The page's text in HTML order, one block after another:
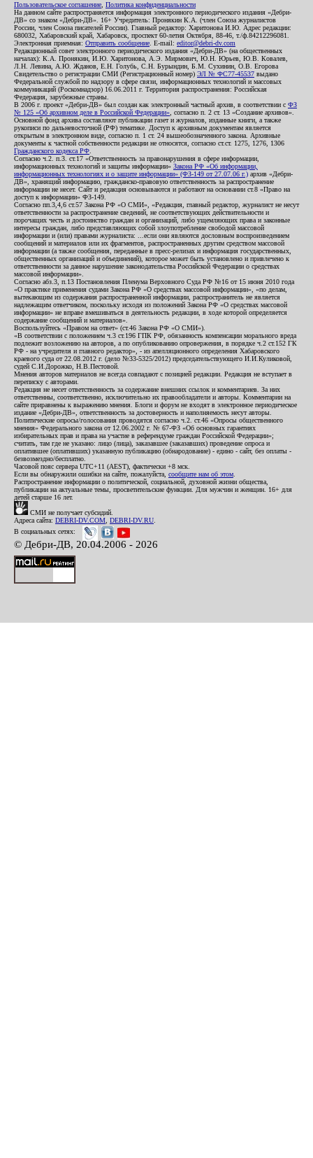
Пользовательское соглашение Политика конфиденциальности
На данном сайте распространяется информация электронного периодического издания «Дебри-
ДВ» со знаком «Дебри-ДВ». 16+ Учредитель: Пронякин К.А. (член Союза журналистов
России, член Союза писателей России). Главный редактор: Харитонова И.Ю. Адрес редакции:
680032, Хабаровский край, Хабаровск, проспект 60-летия Октября, 88-46, т./ф.84212296081.
Электронная приемная: Отправить сообщение . E-mail: editor@debri-dv.com
Редакционный совет электронного периодического издания «Дебри-ДВ» (на общественных
началах): К.А. Пронякин, И.Ю. Харитонова, А.Э. Мирмович, Ю.Н. Юрьев, Ю.В. Ковалев,
Л.Н. Левина, А.Ю. Жданов, Е.Н. Голубь, С.Н. Бурындин, Б.М. Сухинин, О.В. Егорова
Свидетельство о регистрации СМИ (Регистрационный номер) ЭЛ № ФС77-45537 выдано
Федеральной службой по надзору в сфере связи, информационных технологий и массовых
коммуникаций (Роскомнадзор) 16.06.2011 г. Территория распространения: Российская
Федерация, зарубежные страны.
В 2006 г. проект «Дебри-ДВ» был создан как электронный частный архив, в соответствии с ФЗ
№ 125 «Об архивном деле в Российской Федерации» , согласно п. 2 ст. 13 «Создание архивов».
Основной фонд архива составляют публикации газет и журналов, изданные книги, а также
рукописи по дальневосточной (РФ) тематике. Доступ к архивным документам является
открытым в электронном виде, согласно п. 1 ст. 24 вышеобозначенного закона. Архивные
документы к частной собственности редакции не относятся, согласно ст.ст. 1275, 1276, 1306
Гражданского кодекса РФ
Согласно ч.2. п.3. ст.17 «Ответственность за правонарушения в сфере информации,
информационных технологий и защиты информации» Закона РФ «Об информации,
информационных технологиях и о защите информации» (ФЗ-149 от 27.07.06 г.) архив «Дебри-
ДВ», хранящий информацию, гражданско-правовую ответственность за распространение
информации не несет. Сайт и редакция основываются и работают на основании ст.8 «Право на
доступ к информации» ФЗ-149.
Согласно пп.3,4,6 ст.57 Закона РФ «О СМИ», «Редакция, главный редактор, журналист не несут
ответственности за распространение сведений, не соответствующих действительности и
порочащих честь и достоинство граждан и организаций, либо ущемляющих права и законные
интересы граждан, либо представляющих собой злоупотребление свободой массовой
информации и (или) правами журналиста: ...если они являются дословным воспроизведением
сообщений и материалов или их фрагментов, распространенных другим средством массовой
информации (а также сообщения, переданные в пресс-релизах и информация государственных,
общественных организаций и объединений), которое может быть установлено и привлечено к
ответственности за данное нарушение законодательства Российской Федерации о средствах
массовой информации».
Согласно абз.3, п.13 Постановления Пленума Верховного Суда РФ №16 от 15 июня 2010 года
«О практике применения судами Закона РФ «О средствах массовой информации», «по делам,
вытекающим из содержания распространенной информации, распространитель не является
надлежащим ответчиком, поскольку исходя из положений Закона РФ «О средствах массовой
информации» не вправе вмешиваться в деятельность редакции, в ходе которой определяется
содержание сообщений и материалов».
Воспользуйтесь «Правом на ответ» (ст.46 Закона РФ «О СМИ»).
«В соответствии с положением ч.3 ст.196 ГПК РФ, обязанность компенсации морального вреда
подлежит возложению на авторов, а по опубликованию опровержения, в порядке ч.2 ст.152 ГК
РФ - на учредителя и главного редактор», - из апелляционного определения Хабаровского
краевого суда от 22.08.2012 г. (дело №33-5325/2012) председательствующего И.И.Куликовой,
судей С.И.Дорожко, Н.В.Пестовой.
Мнения авторов материалов не всегда совпадают с позицией редакции. Редакция не вступает в
переписку с авторами.
Редакция не несет ответственность за содержание внешних ссылок и комментариев. За них
ответственны, соответственно, исключительно их правообладатели и авторы. Комментарии на
сайте приравнены к выражению мнения. Блоги и форум не входят в электронное периодическое
издание «Дебри-ДВ», ответственность за достоверность и наполняемость несут авторы.
Политические опросы/голосования проводятся согласно ч.2. ст.46 «Опросы общественного
мнения» Федерального закона от 12.06.2002 г. № 67-ФЗ «Об основных гарантиях
избирательных прав и права на участие в референдуме граждан Российской Федерации»;
считать, там где не указано: лицо (лица), заказавшее (заказавших) проведение опроса и
оплатившее (оплативших) указанную публикацию (обнародование) - едино - сайт, без оплаты -
безвозмездно/бесплатно.
Часовой пояс сервера UTC+11 (AEST), фактически +8 мск.
Если вы обнаружили ошибки на сайте, пожалуйста, сообщите нам об этом
Распространение информации о политической, социальной, духовной жизни общества,
публикации на актуальные темы, просветительские функции. Для мужчин и женщин. 16+ для
детей старше 16 лет.
СМИ не получает субсидий.
Адреса сайта: DEBRI-DV.COM DEBRI-DV.RU
В социальных сетях:
© Дебри-ДВ, 20.04.2006 - 2026